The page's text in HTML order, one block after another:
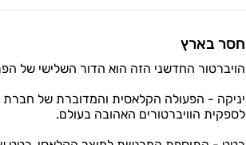
חסר בארץ
הויברטור החדשני הזה הוא הדור השלישי של הפרו 2 האהוב, והוא מכיל בתוכו 3
לספקית הוויברטורים האהובה בעולם.